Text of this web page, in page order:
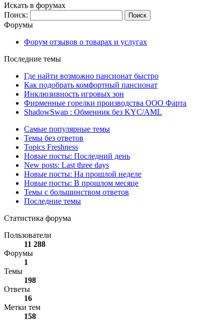
Искать в форумах
Поиск:
Форумы
Форум отзывов о товарах и услугах
Последние темы
Где найти возможно пансионат быстро
Как подобрать комфортный пансионат
Инклюзивность игровых зон
Фирменные горелки производства ООО Фарта
ShadowSwap : Обменник без KYC/AML
Самые популярные темы
Темы без ответов
Topics Freshness
Новые посты: Последний день
New posts: Last three days
Новые посты: На прошлой неделе
Новые посты: В прошлом месяце
Темы с большинством ответов
Последние темы
Статистика форума
Пользователи
11 288
Форумы
1
Темы
198
Ответы
16
Метки тем
158